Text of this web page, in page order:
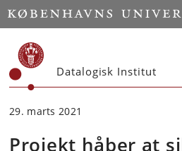
Start
Datalogisk Institut
29. marts 2021
Projekt håber at